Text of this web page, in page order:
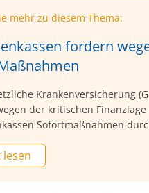
mehr zu diesem Thema:
fordern
Krankenversicherung
der kritischen
Sofortmaßnahmen
jetzt eine Akuttherapie, denn
Jahreswechsel die
lesen